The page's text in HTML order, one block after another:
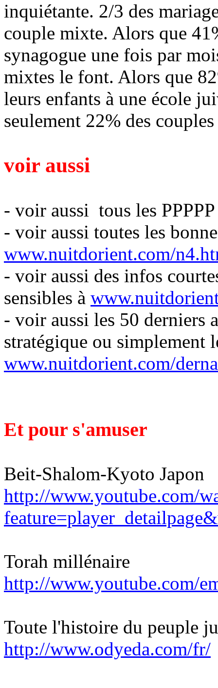
inquiétante. 2/3 des
couple mixte. Alors que
synagogue une fois par
mixtes le font. Alors que
leurs enfants à une école
seulement 22% des
voir aussi
- voir aussi tous les
- voir aussi toutes les
www.nuitdorient.com/
- voir aussi des infos
sensibles à
- voir aussi les 50 derniers
stratégique ou simplement
www.nuitdorient.com/
Et pour s'amuser
Beit-Shalom-Kyoto Japon
http://www.youtube.com/
Torah millénaire
http://www.youtube.com/
Toute l'histoire du peuple
http://www.odyeda.com/fr/